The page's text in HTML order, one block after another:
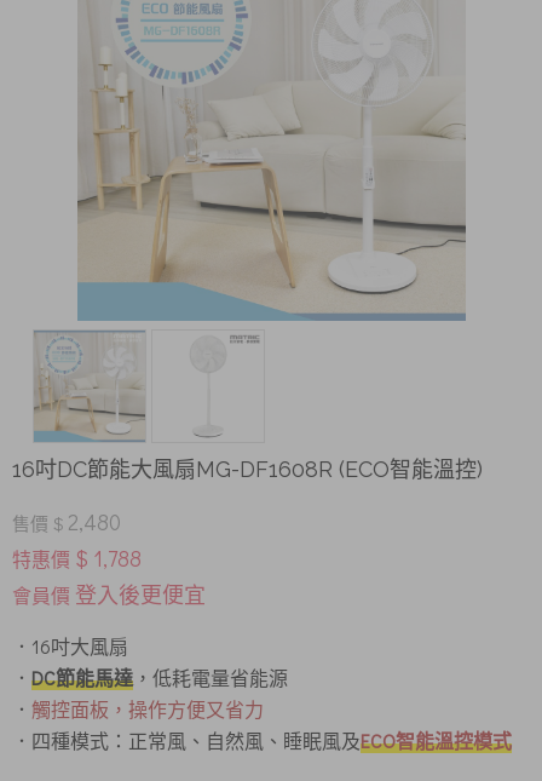
16吋DC節能大風扇MG-DF1608R (ECO智能溫控)
售價 $ 2,480
特惠價 $ 1,788
會員價 登入後更便宜
．16吋大風扇
． DC節能馬達 ，低耗電量省能源
． 觸控面板，操作方便又省力
．四種模式：正常風、自然風、睡眠風及ECO智能溫控模式